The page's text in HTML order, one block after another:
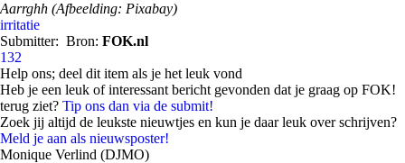
Aarrghh (Afbeelding: Pixabay)
irritatie
Submitter: Bron: FOK.nl
132
Help ons; deel dit item als je het leuk vond
Heb je een leuk of interessant bericht gevonden dat je graag op FOK!
terug ziet? Tip ons dan via de submit!
Zoek jij altijd de leukste nieuwtjes en kun je daar leuk over schrijven?
Meld je aan als nieuwsposter!
Monique Verlind (DJMO)